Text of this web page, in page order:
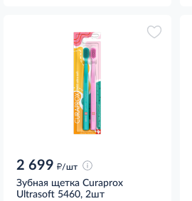
2 699 д/шт
Зубная щетка Curaprox
Ultrasoft 5460, 2шт